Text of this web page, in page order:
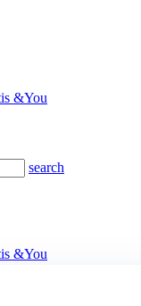
search